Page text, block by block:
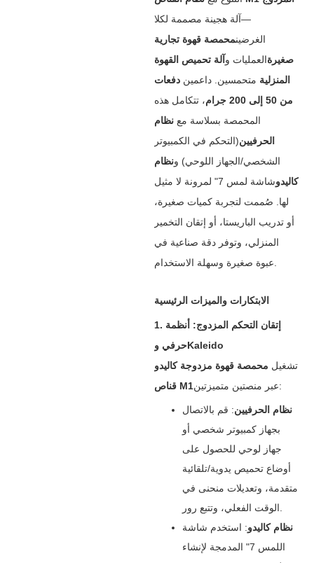
—آلة هجينة مصممة لكلا
الغرضينمحمصة قهوة تجارية
صغيرةالعمليات و آلة تحميص القهوة
المنزلية ‌ متحمسين. داعمين ‌دفعات
من 50 إلى 200 جرام
‌، تتكامل هذه
المحمصة بسلاسة مع ‌نظام
الحرفيين(التحكم في الكمبيوتر
الشخصي/الجهاز اللوحي) ونظام
كاليدو
شاشة لمس 7" لمرونة لا مثيل
لها. صُممت لتجربة كميات صغيرة،
أو تدريب الباريستا، أو إتقان التخمير
المنزلي، وتوفر دقة صناعية في
الابتكارات والميزات الرئيسية
1. إتقان التحكم المزدوج: أنظمة
حرفي وKaleido
تشغيل ‌ محمصة قهوة مزدوجة كاليدو
قناص M1
عبر منصتين متميزتين:
نظام الحرفيين‌: قم بالاتصال
بجهاز كمبيوتر شخصي أو
جهاز لوحي للحصول على
أوضاع تحميص يدوية/تلقائية
متقدمة، وتعديلات منحنى في
نظام كاليدو‌: استخدم شاشة
اللمس 7" المدمجة لإنشاء